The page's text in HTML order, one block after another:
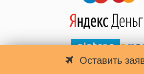
Оставить